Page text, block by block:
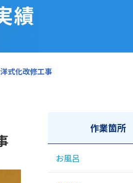
績
式化改修工事
作業箇所
お風呂